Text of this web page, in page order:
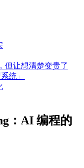
但让想清楚变贵了
统」
：AI 编程的